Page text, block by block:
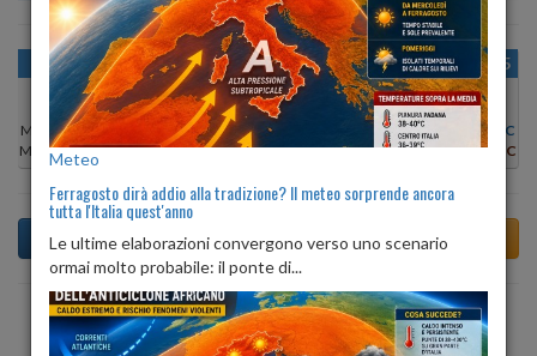
OGGI
Min:
19°C
Max:27°C
LUN 10
Min:
Max:28°C
MAR 11
Min:23°C
Max:30°C
MER 12
Min:
23°C
Max:30°C
GIO 13
Max:28°C
VEN 14
Min:20°C
Max:28°C
SAB 15
20°C
Max:27°C
Previsioni del Tempo a Aiello del Friuli tra 3 giorni
Meteo
Ferragosto dirà addio alla tradizione? Il meteo sorprende ancora
tutta l'Italia quest'anno
Le ultime elaborazioni convergono verso uno scenario
ormai molto probabile: il ponte di...